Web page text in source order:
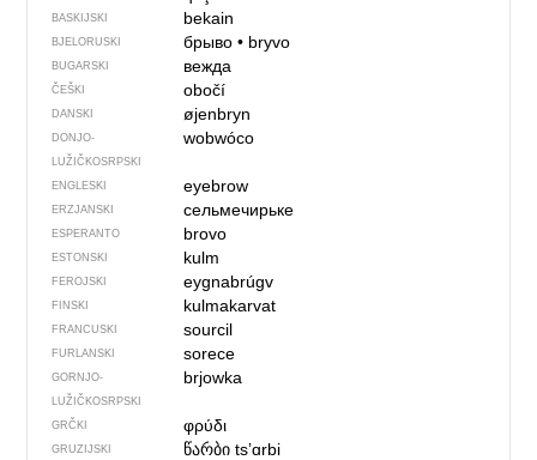
BASKIJSKI bekain
BJELORUSKI брыво• bryvo
BUGARSKI вежда
ČEŠKI obočí
DANSKI øjenbryn
DONJO­
LUŽIČKOSRPSKI
wobwóco
ENGLESKI eyebrow
ERZJANSKI сельмечирьке
ESPERANTO brovo
ESTONSKI kulm
FEROJSKI eygnabrúgv
FINSKI kulmakarvat
FRANCUSKI sourcil
FURLANSKI sorece
GORNJO­
LUŽIČKOSRPSKI
brjowka
GRČKI φρύδι
GRUZIJSKI წარბიtsʼɑrbi